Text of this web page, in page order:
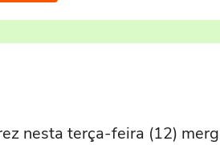
nesta terça-feira (12)